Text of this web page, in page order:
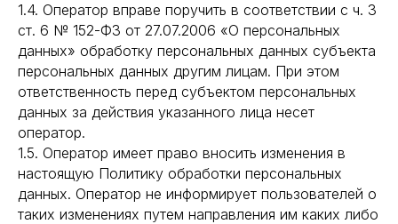
1.4. Оператор вправе поручить в соответствии с ч. 3
ст. 6 № 152-ФЗ от 27.07.2006 «О персональных
данных» обработку персональных данных субъекта
персональных данных другим лицам. При этом
ответственность перед субъектом персональных
данных за действия указанного лица несет
оператор.
1.5. Оператор имеет право вносить изменения в
настоящую Политику обработки персональных
данных. Оператор не информирует пользователей о
таких изменениях путем направления им каких либо